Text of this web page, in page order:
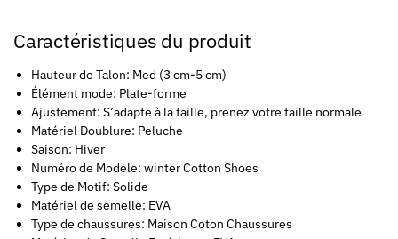
Caractéristiques du produit
Hauteur de Talon: Med (3 cm-5 cm)
Élément mode: Plate-forme
Ajustement: S’adapte à la taille, prenez votre taille normale
Matériel Doublure: Peluche
Saison: Hiver
Numéro de Modèle: winter Cotton Shoes
Type de Motif: Solide
Matériel de semelle: EVA
Type de chaussures: Maison Coton Chaussures